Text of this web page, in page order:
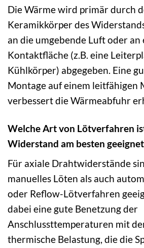
Die Wärme wird primär durch
Keramikkörper des
an die umgebende Luft oder an
Kontaktfläche (z.B. eine
Kühlkörper) abgegeben. Eine
Montage auf einem leitfähigen
verbessert die Wärmeabfuhr
Welche Art von Lötverfahren
Widerstand am besten
Für axiale Drahtwiderstände
manuelles Löten als auch
oder Reflow-Lötverfahren
dabei eine gute Benetzung der
Anschlussttemperaturen mit
thermische Belastung, die die